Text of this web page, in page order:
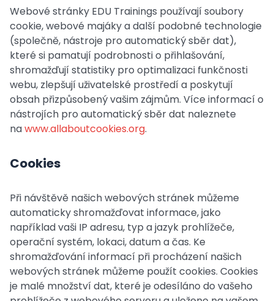
Webové stránky EDU Trainings používají soubory
cookie, webové majáky a další podobné technologie
(společně, nástroje pro automatický sběr dat),
které si pamatují podrobnosti o přihlašování,
shromažďují statistiky pro optimalizaci funkčnosti
webu, zlepšují uživatelské prostředí a poskytují
obsah přizpůsobený vašim zájmům. Více informací o
nástrojích pro automatický sběr dat naleznete
nawww.allaboutcookies.org.
Cookies
Při návštěvě našich webových stránek můžeme
automaticky shromažďovat informace, jako
například vaši IP adresu, typ a jazyk prohlížeče,
operační systém, lokaci, datum a čas. Ke
shromažďování informací při procházení našich
webových stránek můžeme použít cookies. Cookies
je malé množství dat, které je odesíláno do vašeho